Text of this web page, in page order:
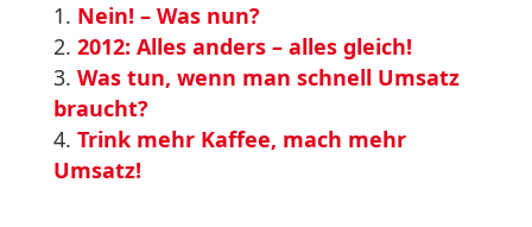
Nein! – Was nun?
2012: Alles anders – alles gleich!
Was tun, wenn man schnell Umsatz
braucht?
Trink mehr Kaffee, mach mehr
Umsatz!